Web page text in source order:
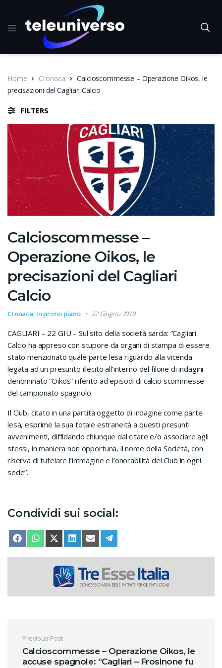
Home Cronaca
Calcioscommesse – Operazione Oikos, le
precisazioni del Cagliari Calcio
FILTERS
Calcioscommesse –
Operazione Oikos, le
precisazioni del Cagliari
Calcio
Cronaca, In primo piano 22 Giugno 2019
CAGLIARI – 22 GIU – Sul sito della società sarda: “Cagliari
Calcio ha appreso con stupore da organi di stampa di essere
stato menzionato quale parte lesa riguardo alla vicenda
legata ad un presunto illecito all’interno del filone di indagini
denominato “Oikos” riferito ad episodi di calcio scommesse
del campionato spagnolo.
Il Club, citato in una partita oggetto di indagine come parte
lesa, esprime la sua totale estraneità a questi presunti
avvenimenti, diffidando chiunque dal citare e/o associare agli
stessi, in maniera non opportuna, il nome della Società, con
riserva di tutelare l’immagine e l’onorabilità del Club in ogni
sede”.
Condividi sui social:
SHARE ON
FACEBOOKSHARE ON
WHATSAPPSHARE ON
X (TWITTER)
SHARE ON
LINKEDINSHARE ON
EMAIL
Navigazione articoli
Previous Post
Calcioscommesse – Operazione Oikos, le
accuse spagnole: “Cagliari – Frosinone fu